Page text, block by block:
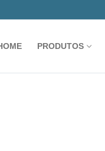
PRODUTOS